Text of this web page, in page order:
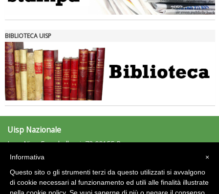
Tiziano Pesce nel Cda di Fondazione Terzjus: prima riunione a
BIBLIOTECA UISP
Uisp Nazionale
L.go Nino Franchellucci, 73 00155 Roma
Tel: 06.439841 - Fax: 06.43984320
C.F.: 97029170582
×
Informativa
Questo sito o gli strumenti terzi da questo utilizzati si avvalgono
di cookie necessari al funzionamento ed utili alle finalità illustrate